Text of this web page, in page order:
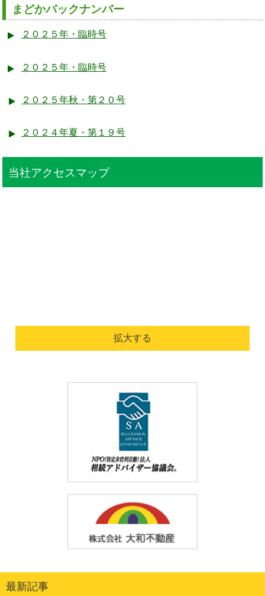
まどかバックナンバー
２０２５年・臨時号
２０２５年・臨時号
２０２５年秋・第２０号
２０２４年夏・第１９号
当社アクセスマップ
拡大する
最新記事